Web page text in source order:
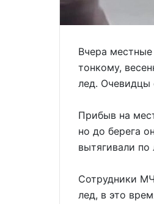
Вчера
тонкому,
лед. Очевидцы
Прибыв на
но до берега
вытягивали по
Сотрудники
лед, в это